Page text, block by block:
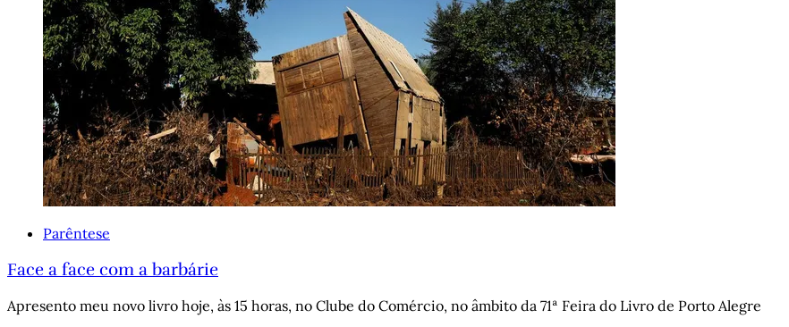
Parêntese
Face a face com a barbárie
Apresento meu novo livro hoje, às 15 horas, no Clube do Comércio, no âmbito da 71ª Feira do Livro de Porto Alegre